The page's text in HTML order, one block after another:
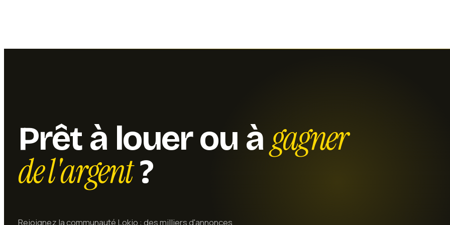
nombreux.
En choisissant la location plutôt que l'achat, le locataire fait un choix
économique et pratique. Un échafaudage aluminium neuf représente en
effet un investissement de plusieurs centaines d'euros, difficile à justifier pour
un usage ponctuel. La location permet de bénéficier d'un équipement de
qualité, bien entretenu et conforme aux normes de sécurité en vigueur, pour
Prêt à louer ou àgagner
de l'argent?
Rejoignez la communauté Lokio : des milliers d'annonces